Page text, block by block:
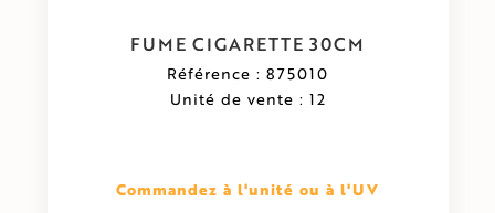
FUME CIGARETTE 30CM
Référence : 875010
Unité de vente : 12
Commandez à l'unité ou à l'UV